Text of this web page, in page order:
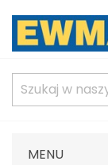
MENU